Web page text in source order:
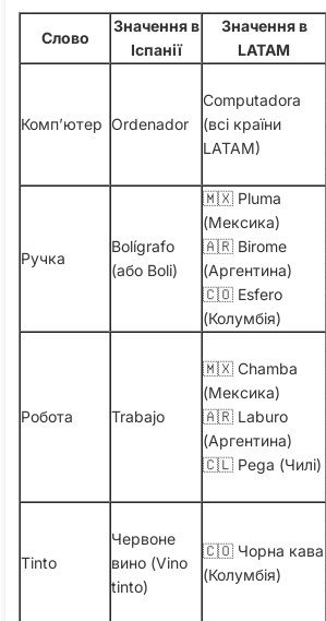
Слово
Значення в
Іспанії
Значення в
LATAM
Комп’ютер Ordenador
Computadora
(всі країни
LATAM)
Ручка
Bolígrafo
(або Boli)
🇲🇽 Pluma
(Мексика)
🇦🇷 Birome
(Аргентина)
🇨🇴 Esfero
(Колумбія)
Робота Trabajo
🇲🇽 Chamba
(Мексика)
🇦🇷 Laburo
(Аргентина)
🇨🇱 Pega (Чилі)
Tinto
Червоне
вино (Vino
tinto)
🇨🇴 Чорна кава
(Колумбія)